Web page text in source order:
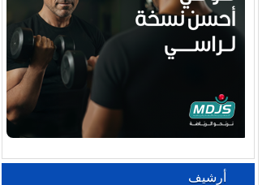
أرشيف